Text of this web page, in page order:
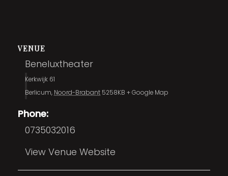
VENUE
Beneluxtheater
Kerkwijk 61
Berlicum, Noord-Brabant 5258KB + Google Map
Phone:
0735032016
View Venue Website